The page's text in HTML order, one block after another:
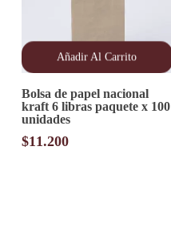
Añadir Al Carrito
Bolsa de papel nacional
kraft 6 libras paquete x 100
unidades
$11.200